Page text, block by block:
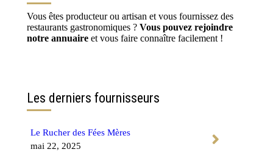
Vous êtes producteur ou artisan et vous fournissez des
restaurants gastronomiques ? Vous pouvez rejoindre
notre annuaire et vous faire connaître facilement !
Les derniers fournisseurs
Le Rucher des Fées Mères
mai 22, 2025